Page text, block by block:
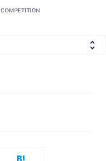
COMPETITION